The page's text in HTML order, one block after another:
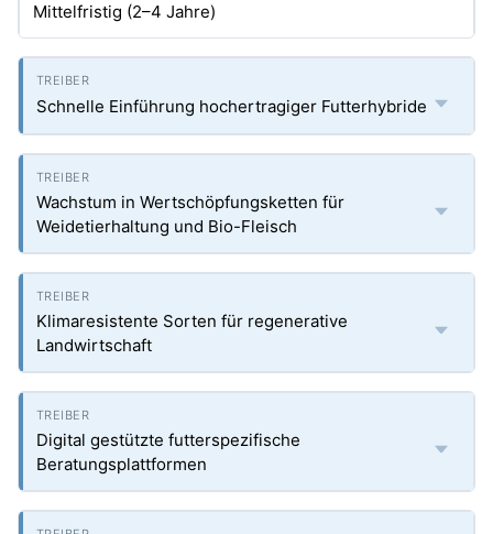
Mittelfristig (2–4 Jahre)
Schnelle Einführung hochertragiger Futterhybride
Wachstum in Wertschöpfungsketten für
Weidetierhaltung und Bio-Fleisch
Klimaresistente Sorten für regenerative
Landwirtschaft
Digital gestützte futterspezifische
Beratungsplattformen